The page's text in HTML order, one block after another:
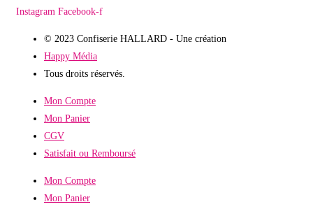
Instagram Facebook-f
© 2023 Confiserie HALLARD - Une création
Happy Média
Tous droits réservés.
Mon Compte
Mon Panier
CGV
Satisfait ou Remboursé
Mon Compte
Mon Panier